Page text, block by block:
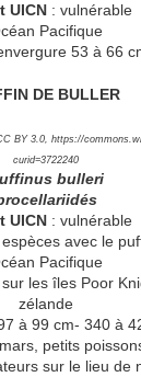
UICN : vulnérable
Pacifique
53 à 66
DE BULLER
BY 3.0, https://
curid=3722240
bulleri
UICN : vulnérable
avec le
Pacifique
les îles Poor
zélande
à 99 cm- 340 à
petits
sur le lieu de